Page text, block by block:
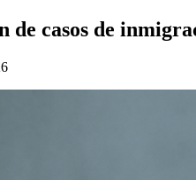
de casos de